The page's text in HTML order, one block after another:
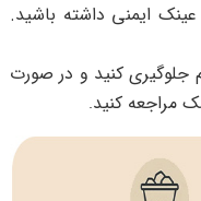
ایمنی داشته باشید.
کنید و در صورت
مراجعه کنید.